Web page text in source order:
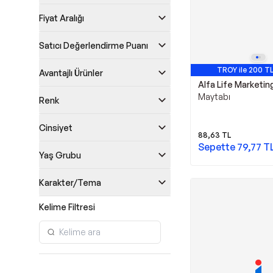
Fiyat Aralığı
Satıcı Değerlendirme Puanı
Avantajlı Ürünler
Renk
Cinsiyet
Yaş Grubu
Karakter/Tema
Kelime Filtresi
TROY ile 200
Alfa Life
Maytabı
88,63 TL
Sepette 79,77